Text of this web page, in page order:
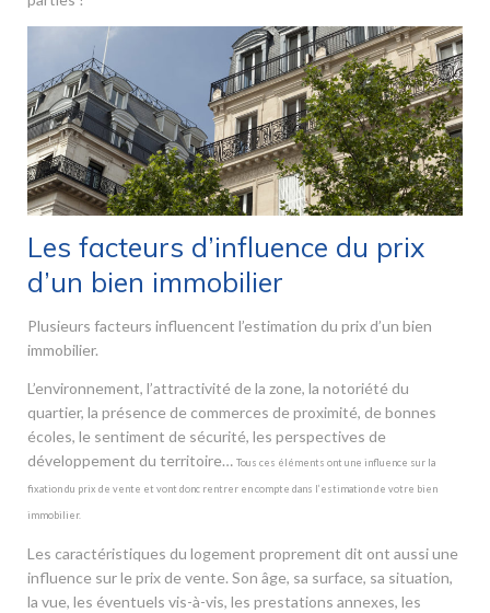
Les facteurs d’influence du prix
d’un bien immobilier
Plusieurs facteurs influencent l’estimation du prix d’un bien
immobilier.
L’environnement, l’attractivité de la zone, la notoriété du
quartier, la présence de commerces de proximité, de bonnes
écoles, le sentiment de sécurité, les perspectives de
développement du territoire… Tous ces éléments ont une influence sur la
fixation du prix de vente et vont donc rentrer en compte dans l’estimation de votre bien
immobilier.
Les caractéristiques du logement proprement dit ont aussi une
influence sur le prix de vente. Son âge, sa surface, sa situation,
la vue, les éventuels vis-à-vis, les prestations annexes, les